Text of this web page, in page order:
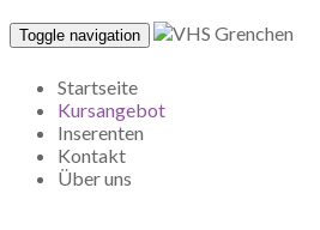
Toggle navigation
Startseite
Kursangebot
Inserenten
Kontakt
Über uns